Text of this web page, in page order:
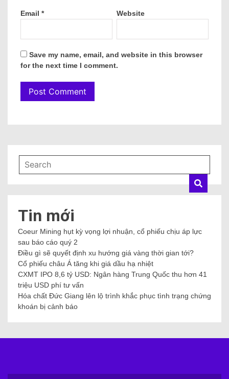
Email * Website
Save my name, email, and website in this browser
for the next time I comment.
Tin mới
Coeur Mining hụt kỳ vọng lợi nhuận, cổ phiếu chịu áp lực
sau báo cáo quý 2
Điều gì sẽ quyết định xu hướng giá vàng thời gian tới?
Cổ phiếu châu Á tăng khi giá dầu hạ nhiệt
CXMT IPO 8,6 tỷ USD: Ngân hàng Trung Quốc thu hơn 41
triệu USD phí tư vấn
Hóa chất Đức Giang lên lộ trình khắc phục tình trạng chứng
khoán bị cảnh báo